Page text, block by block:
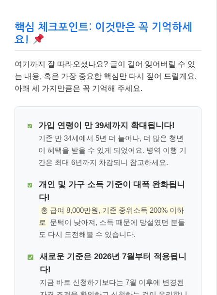
핵심 체크포인트: 이것만은 꼭 기억하세
요!
여기까지 잘 따라오셨나요? 글이 길어 잊어버릴 수 있
는 내용, 혹은 가장 중요한 핵심만 다시 짚어 드릴게요.
아래 세 가지만큼은 꼭 기억해 주세요.
가입 연령이 만 39세까지 확대됩니다!
기존 만 34세에서 5년 더 늘어나, 더 많은 청년
이 혜택을 받을 수 있게 되었어요. 병역 이행 기
간은 최대 6년까지 차감되니 참고하세요.
개인 및 가구 소득 기준이 대폭 완화됩니
다!
총 급여 8,000만원, 기준 중위소득 200% 이하
로
문턱이 낮아져, 소득 때문에 망설였던 분들
도 다시 도전해볼 수 있습니다.
새로운 기준은 2026년 7월부터 적용됩니
다!
지금 바로 신청하기보다는 7월 이후에 변경된